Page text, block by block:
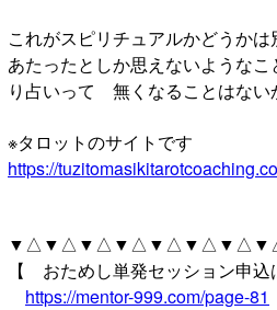
これがスピリチュアルかどうか
あたったとしか思えないような
り占いって 無くなることはない
※タロットのサイトです
https://
【 おためし単発セッション申
https://mentor-999.com/page-81